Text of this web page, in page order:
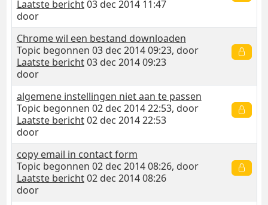
Laatste bericht03 dec 2014 11:47
door
Chrome wil een bestand downloaden
Topic begonnen 03 dec 2014 09:23, door
Laatste bericht03 dec 2014 09:23
door
algemene instellingen niet aan te passen
Topic begonnen 02 dec 2014 22:53, door
Laatste bericht02 dec 2014 22:53
door
copy email in contact form
Topic begonnen 02 dec 2014 08:26, door
Laatste bericht02 dec 2014 08:26
door